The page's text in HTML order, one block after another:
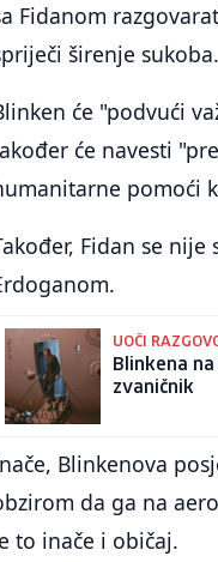
Fidanom
širenje sukoba.
će "podvući
će navesti
pomoći
Fidan se
UOČI
Blinkena
zvaničnik
Blinkenova
da ga na
to inače i običaj.